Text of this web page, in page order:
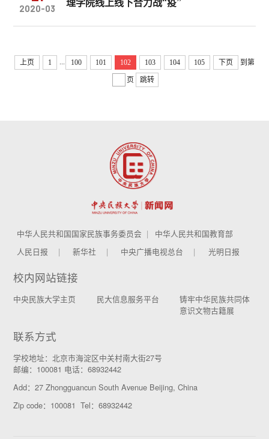
2020-03
上页 1 ... 100 101 102 103 104 105 下页 到第
页 跳转
中华人民共和国国家民族事务委员会
中华人民共和国教育部
人民日报
新华社 中央广播电视总台 光明日报
校内网站链接
中央民族大学主页 民大信息服务平台
铸牢中华民族共同体
意识文物古籍展
联系方式
学校地址：北京市海淀区中关村南大街27号
邮编：100081 电话：68932442
Add：27 Zhongguancun South Avenue Beijing, China
Zip code：100081 Tel：68932442